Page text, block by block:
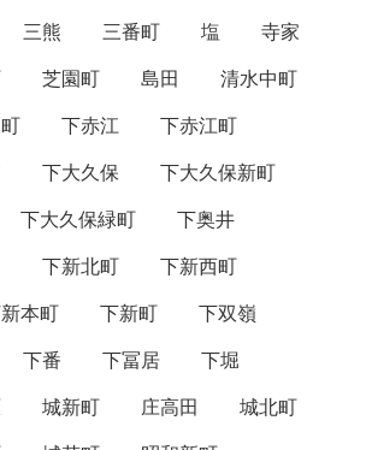
三熊 三番町 塩
寺家
芝園町 島田
清水中町
下赤江
下赤江町
下大久保
下大久保新町
下大久保緑町
下奥井
下新北町
下新西町
本町 下新町
下双嶺
下番 下冨居
下堀
城新町 庄高田
城北町